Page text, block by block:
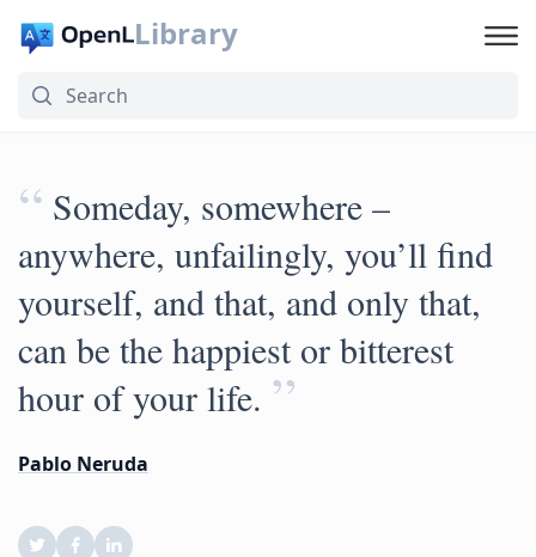
Library
“ Someday, somewhere –
anywhere, unfailingly, you’ll find
yourself, and that, and only that,
can be the happiest or bitterest
hour of your life. ”
Pablo Neruda